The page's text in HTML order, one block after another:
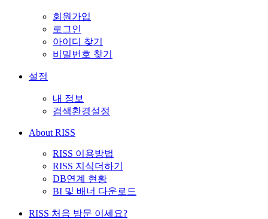
회원가입
로그인
아이디 찾기
비밀번호 찾기
설정
내 정보
검색환경설정
About RISS
RISS 이용방법
RISS 지식더하기
DB연계 현황
BI 및 배너 다운로드
RISS 처음 방문 이세요?